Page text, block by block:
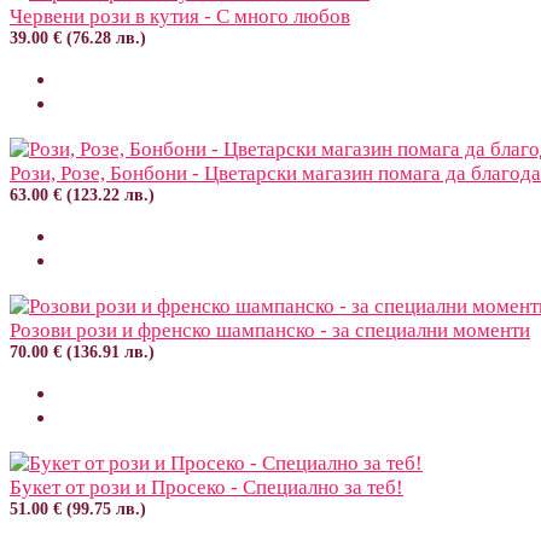
Червени рози в кутия - С много любов
39.00 € (76.28 лв.)
Рози, Розе, Бонбони - Цветарски магазин помага да
63.00 € (123.22 лв.)
Розови рози и френско шампанско - за специални моменти
70.00 € (136.91 лв.)
Букет от рози и Просеко - Специално за теб!
51.00 € (99.75 лв.)